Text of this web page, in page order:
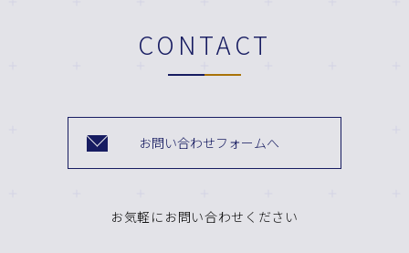
CONTACT
お問い合わせフォームへ
お気軽にお問い合わせください